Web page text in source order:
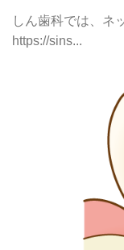
しん歯科では、ネ
https://sins...